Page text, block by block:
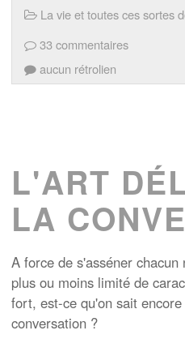
La vie et toutes ces sortes
33 commentaires
aucun rétrolien
L'ART
LA
A force de s'asséner
plus ou moins limité de
fort, est-ce qu'on sait
conversation ?